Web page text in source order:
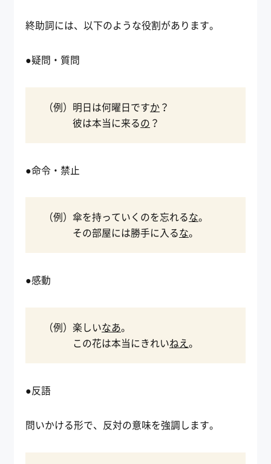
終助詞には、以下のような役割があります。
●疑問・質問
（例）明日は何曜日ですか ？
彼は本当に来るの ？
●命令・禁止
（例）傘を持っていくのを忘れるな。
その部屋には勝手に入るな。
●感動
（例）楽しいなあ。
この花は本当にきれいねえ。
●反語
問いかける形で、反対の意味を強調します。